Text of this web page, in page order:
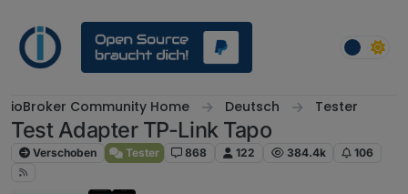
ioBroker Community Home Deutsch Tester
Test Adapter TP-Link Tapo
Verschoben Tester 868 122 384.4k 106